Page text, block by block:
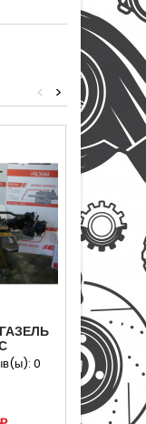
>
<
С
0
МОСТ